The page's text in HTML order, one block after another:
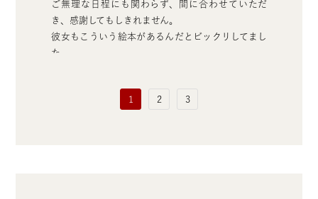
ご無理な日程にも関わらず、間に合わせていただ
き、感謝してもしきれません。
彼女もこういう絵本があるんだとビックリしてまし
た。
涙がとまりませんでした。
1 2 3